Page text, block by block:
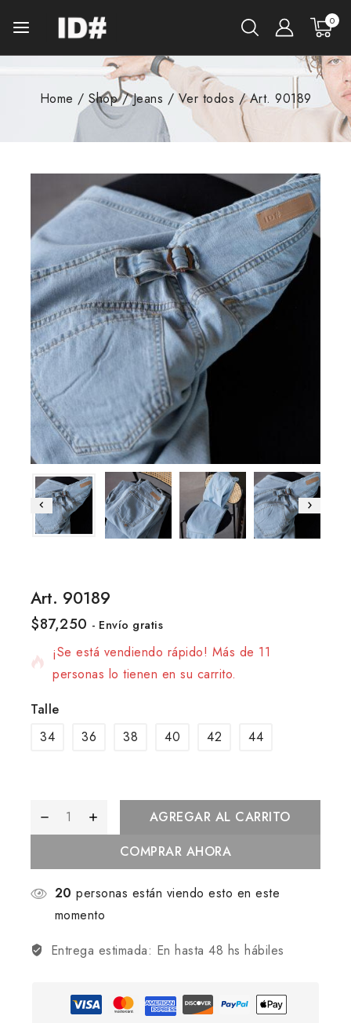
0
Home / Shop / Jeans / Ver todos / Art. 90189
Art. 90189
$87,250 - Envío gratis
18 productos vendidos en las últimas 16 horas.
¡Se está vendiendo rápido! Más de 11
personas lo tienen en su carrito.
Talle
34
36 38 40 42 44
AGREGAR AL CARRITO
COMPRAR AHORA
20 personas están viendo esto en este
momento
Entrega estimada: En hasta 48 hs hábiles